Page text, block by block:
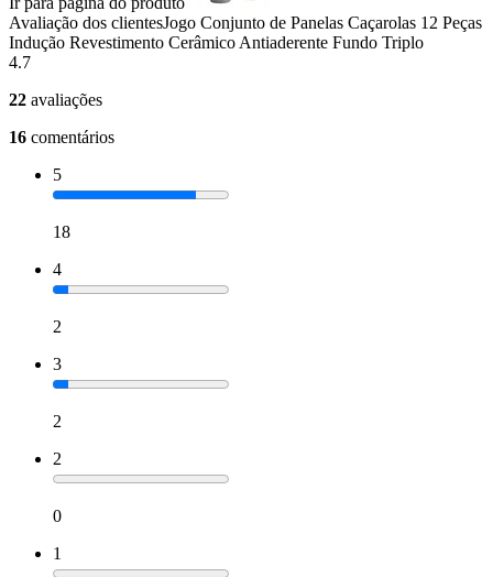
Avaliação dos clientesJogo Conjunto de Panelas Caçarolas 12 Peças
Indução Revestimento Cerâmico Antiaderente Fundo Triplo
4.7
22 avaliações
16 comentários
5
18
4
2
3
2
2
0
1